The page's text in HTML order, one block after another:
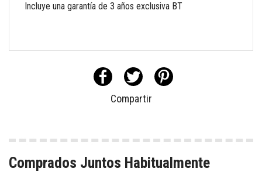
Incluye una garantía de 3 años exclusiva BT
Compartir
Comprados Juntos Habitualmente